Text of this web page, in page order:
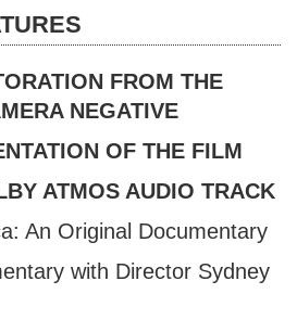
FROM THE
NEGATIVE
OF THE FILM
ATMOS AUDIO TRACK
An Original Documentary
with Director Sydney